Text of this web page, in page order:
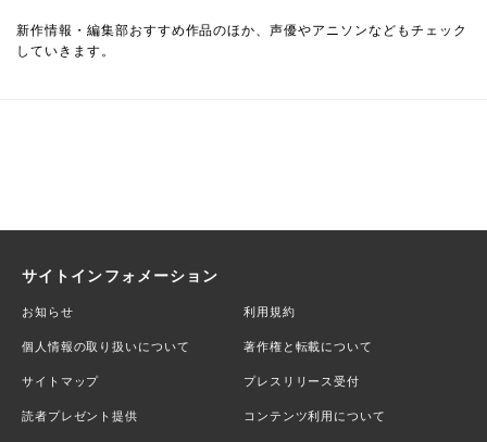
新作情報・編集部おすすめ作品のほか、声優やアニソンなどもチェック
していきます。
サイトインフォメーション
お知らせ 利用規約
個人情報の取り扱いについて 著作権と転載について
サイトマップ プレスリリース受付
読者プレゼント提供 コンテンツ利用について